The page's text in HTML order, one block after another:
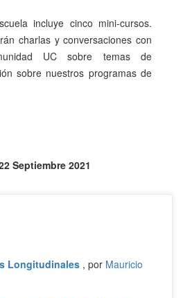
incluye cinco mini-cursos.
charlas y conversaciones con
UC sobre temas de
sobre nuestros programas de
Septiembre 2021
Longitudinales , por Mauricio